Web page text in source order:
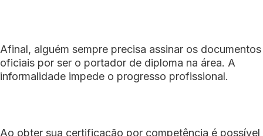
Afinal, alguém sempre precisa assinar os documentos
oficiais por ser o portador de diploma na área. A
informalidade impede o progresso profissional.
Ao obter sua certificação por competência é possível